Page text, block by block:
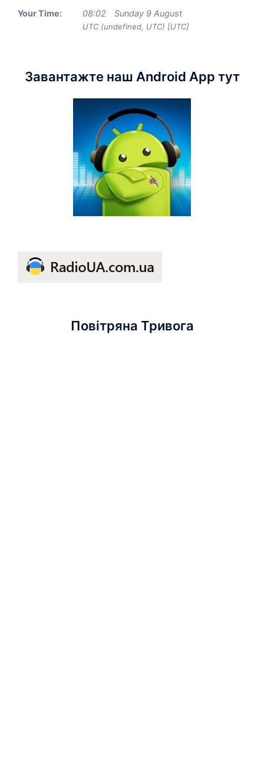
Your Time: 08:02 Sunday 9 August
UTC (undefined, UTC) [UTC]
Завантажте наш Android App тут
Повітряна Тривога